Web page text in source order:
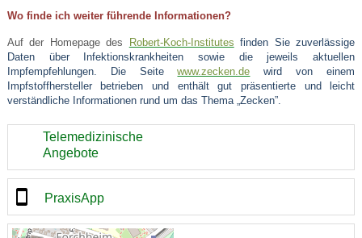
Wo finde ich weiter führende Informationen?
Auf der Homepage des Robert-Koch-Institutes finden Sie zuverlässige
Daten über Infektionskrankheiten sowie die jeweils aktuellen
Impfempfehlungen. Die Seitewww.zecken.de wird von einem
Impfstoffhersteller betrieben und enthält gut präsentierte und leicht
verständliche Informationen rund um das Thema „Zecken”.
Telemedizinische
Angebote
PraxisApp